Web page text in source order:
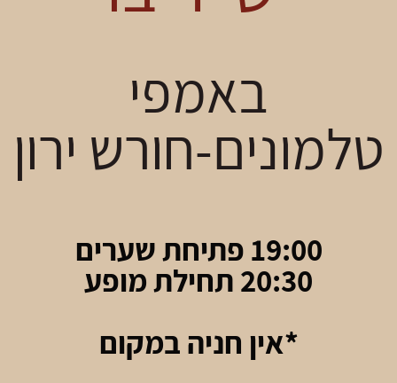
באמפי
טלמונים-חורש ירון
19:00 פתיחת שערים
20:30 תחילת מופע
*אין חניה במקום